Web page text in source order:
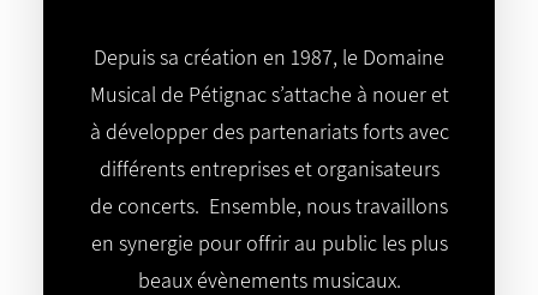
Depuis sa création en 1987, le Domaine
Musical de Pétignac s’attache à nouer et
à développer des partenariats forts avec
différents entreprises et organisateurs
de concerts. Ensemble, nous travaillons
en synergie pour offrir au public les plus
beaux évènements musicaux.